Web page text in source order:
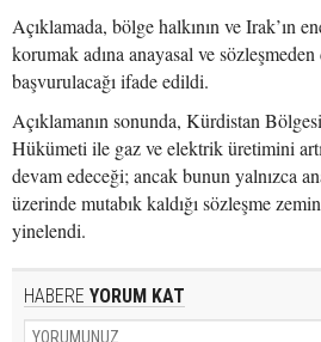
Açıklamada, bölge halkının ve Irak’ın
korumak adına anayasal ve
başvurulacağı ifade edildi.
Açıklamanın sonunda, Kürdistan
Hükümeti ile gaz ve elektrik üretimini
devam edeceği; ancak bunun yalnızca
üzerinde mutabık kaldığı sözleşme
yinelendi.
HABERE YORUM KAT